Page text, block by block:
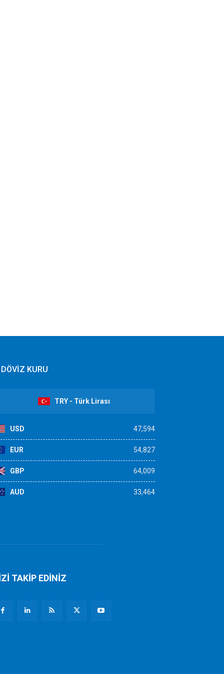
DÖVİZ KURU
TRY - Türk Lirası
USD 47,594
EUR 54,827
GBP 64,009
AUD 33,464
TAKİP EDİNİZ